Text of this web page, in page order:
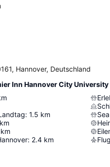
Hannover, Deutschland
Inn Hannover City University
: 1.5 km
km
km
: 2.4 km